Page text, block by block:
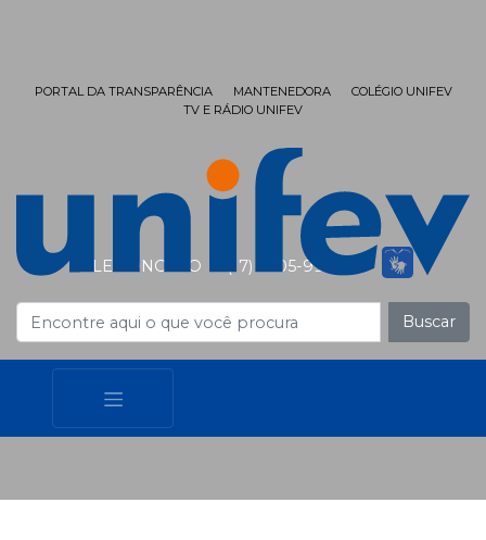
FALE CONOSCO (17) 3405-9999
PORTAL DA TRANSPARÊNCIA MANTENEDORA
COLÉGIO UNIFEV
TV E RÁDIO UNIFEV
Buscar